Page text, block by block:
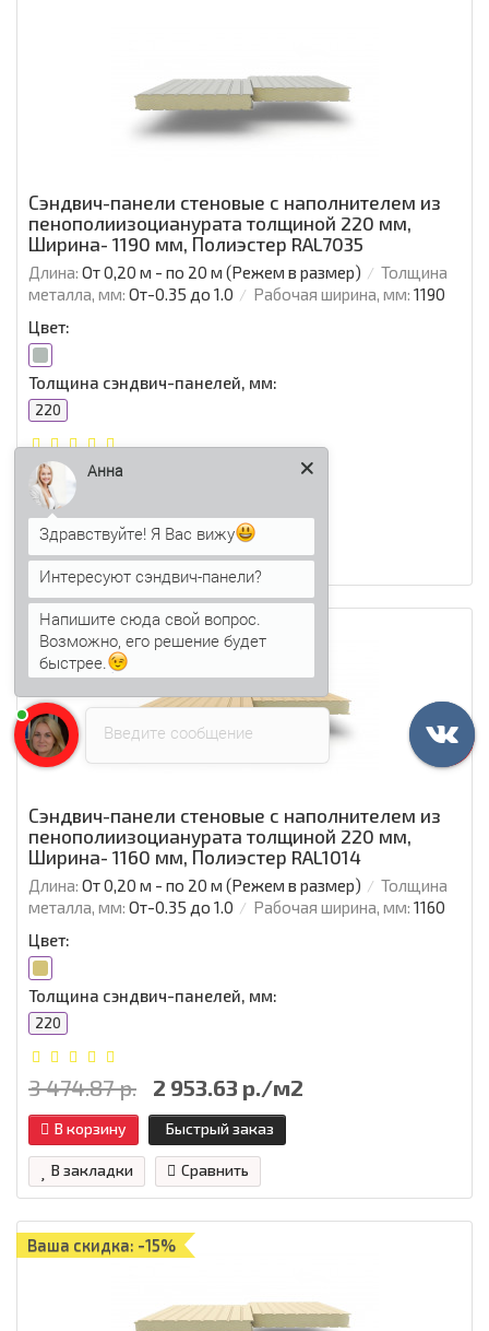
Сэндвич-панели стеновые с наполнителем из
пенополиизоцианурата толщиной 220 мм,
Ширина- 1190 мм, Полиэстер RAL7035
Длина: От 0,20 м - по 20 м (Режем в размер)
Толщина
металла, мм: От-0.35 до 1.0 Рабочая ширина, мм: 1190
Цвет:
Толщина сэндвич-панелей, мм:
220
2 902.30 р./м2
В корзину Быстрый заказ
В закладки Сравнить
Ваша скидка: -15%
Сэндвич-панели стеновые с наполнителем из
пенополиизоцианурата толщиной 220 мм,
Ширина- 1160 мм, Полиэстер RAL1014
Длина: От 0,20 м - по 20 м (Режем в размер)
Толщина
металла, мм: От-0.35 до 1.0 Рабочая ширина, мм: 1160
Цвет:
Толщина сэндвич-панелей, мм:
220
3 474.87 р. 2 953.63 р./м2
В корзину Быстрый заказ
В закладки Сравнить
Ваша скидка: -15%
Введите сообщение
Анна
Здравствуйте! Я Вас вижу
Интересуют сэндвич-панели?
Напишите сюда свой вопрос.
Возможно, его решение будет
быстрее.